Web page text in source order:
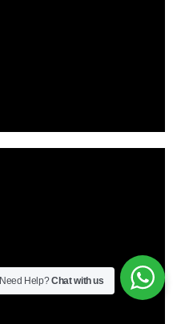
Need Help?Chat with us